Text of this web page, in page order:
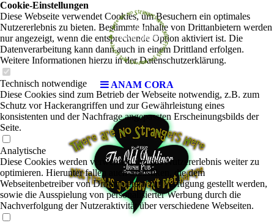
ANAM CORA
Cookie-Einstellungen
Diese Webseite verwendet Cookies, um Besuchern ein optimales
Nutzererlebnis zu bieten. Bestimmte Inhalte von Drittanbietern werden
nur angezeigt, wenn die entsprechende Option aktiviert ist. Die
Datenverarbeitung kann dann auch in einem Drittland erfolgen.
Weitere Informationen hierzu in der Datenschutzerklärung.
Technisch notwendige
Diese Cookies sind zum Betrieb der Webseite notwendig, z.B. zum
Schutz vor Hackerangriffen und zur Gewährleistung eines
konsistenten und der Nachfrage angepassten Erscheinungsbilds der
Seite.
Analytische
Diese Cookies werden verwendet, um das Nutzererlebnis weiter zu
optimieren. Hierunter fallen auch Statistiken, die dem
Webseitenbetreiber von Drittanbietern zur Verfügung gestellt werden,
sowie die Ausspielung von personalisierter Werbung durch die
Nachverfolgung der Nutzeraktivität über verschiedene Webseiten.